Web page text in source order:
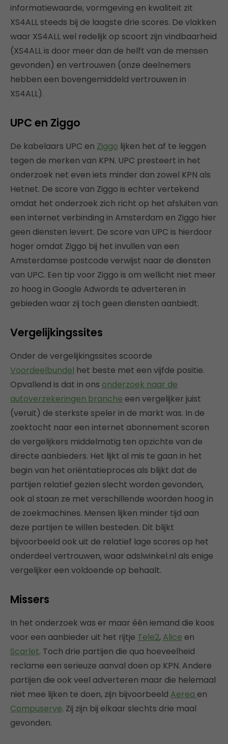
informatiewaarde, vormgeving en kwaliteit zit
XS4ALL steeds bij de laagste drie scores. De vlakken
waar XS4ALL wel redelijk op scoort zijn vindbaarheid
(XS4ALL is door meer dan de helft van de mensen
gevonden) en vertrouwen (onze deelnemers
hebben een bovengemiddeld vertrouwen in
XS4ALL).
UPC en Ziggo
De kabelaars UPC en Ziggo lijken het af te leggen
tegen de merken van KPN. UPC presteert in het
onderzoek net even iets minder dan zowel KPN als
Hetnet. De score van Ziggo is echter vertekend
omdat het onderzoek zich richt op het afsluiten van
een internet verbinding in Amsterdam en Ziggo hier
geen diensten levert. De score van UPC is hierdoor
hoger omdat Ziggo bij het invullen van een
Amsterdamse postcode verwijst naar de diensten
van UPC. Een tip voor Ziggo is om wellicht niet meer
zo hoog in Google Adwords te adverteren in
gebieden waar zij toch geen diensten aanbiedt.
Vergelijkingssites
Onder de vergelijkingssites scoorde
Voordeelbundel het beste met een vijfde positie.
Opvallend is dat in ons onderzoek naar de
autoverzekeringen branche een vergelijker juist
(veruit) de sterkste speler in de markt was. In de
zoektocht naar een internet abonnement scoren
de vergelijkers middelmatig ten opzichte van de
directe aanbieders. Het lijkt al mis te gaan in het
begin van het oriëntatieproces als blijkt dat de
partijen relatief gezien slecht worden gevonden,
ook al staan ze met verschillende woorden hoog in
de zoekmachines. Mensen lijken minder tijd aan
deze partijen te willen besteden. Dit blijkt
bijvoorbeeld ook uit de relatief lage scores op het
onderdeel vertrouwen, waar adslwinkel.nl als enige
vergelijker een voldoende op behaalt.
Missers
In het onderzoek was er maar één iemand die koos
voor een aanbieder uit het rijtje Tele2, Alice en
Scarlet. Toch drie partijen die qua hoeveelheid
reclame een serieuze aanval doen op KPN. Andere
partijen die ook veel adverteren maar die helemaal
niet mee lijken te doen, zijn bijvoorbeeld Aerea en
Compuserve. Zij zijn bij elkaar slechts drie maal
gevonden.